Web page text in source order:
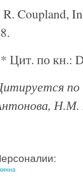
Coupland,
Цит. по кн.:
Н.М.